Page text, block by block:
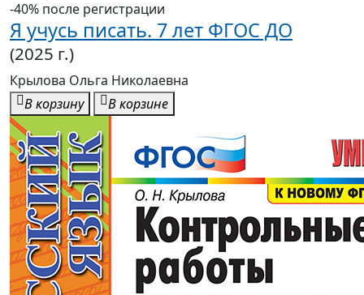
-40% после регистрации
Я учусь писать. 7 лет ФГОС ДО
(2025 г.)
Крылова Ольга Николаевна
В корзину
В корзине